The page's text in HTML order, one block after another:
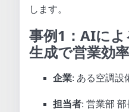
します。
事例1：AIに
生成で営業効
企業: ある空調設
担当者: 営業部